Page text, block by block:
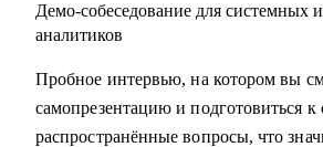
Демо-собеседование для системных
аналитиков
Пробное интервью, на котором вы
самопрезентацию и подготовиться к
распространённые вопросы, что